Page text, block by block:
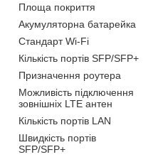
Площа покриття
Акумуляторна батарейка
Стандарт Wi-Fi
Кількість портів SFP/SFP+
Призначення роутера
Можливість підключення
зовнішніх LTE антен
Кількість портів LAN
Швидкість портів
SFP/SFP+